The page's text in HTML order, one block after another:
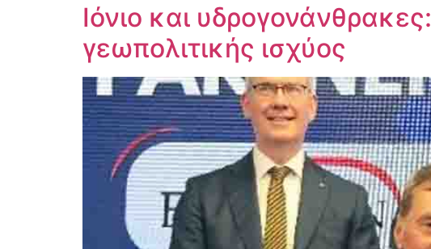
Ιόνιο και
γεωπολιτικής ισχύος